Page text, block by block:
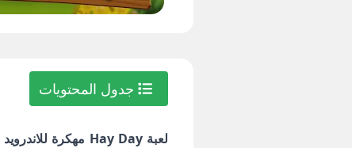
جدول المحتويات
لعبة Hay Day مهكرة للاندرويد